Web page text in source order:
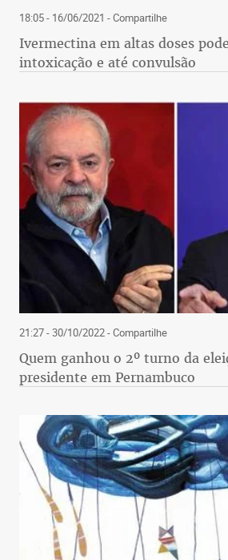
18:05 - 16/06/2021 - Compartilhe
Ivermectina em altas doses
intoxicação e até convulsão
21:27 - 30/10/2022- Compartilhe
Quem ganhou o 2º turno da
presidente em Pernambuco